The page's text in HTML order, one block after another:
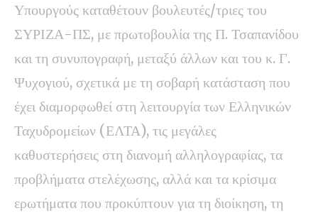
Υπουργούς καταθέτουν βουλευτές/τριες του
ΣΥΡΙΖΑ-ΠΣ, με πρωτοβουλία της Π. Τσαπανίδου
και τη συνυπογραφή, μεταξύ άλλων και του κ. Γ.
Ψυχογιού, σχετικά με τη σοβαρή κατάσταση που
έχει διαμορφωθεί στη λειτουργία των Ελληνικών
Ταχυδρομείων (ΕΛΤΑ), τις μεγάλες
καθυστερήσεις στη διανομή αλληλογραφίας, τα
προβλήματα στελέχωσης, αλλά και τα κρίσιμα
ερωτήματα που προκύπτουν για τη διοίκηση, τη